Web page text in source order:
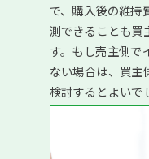
で、購入後の維持
測できることも買
す。もし売主側で
ない場合は、買主
検討するとよいで